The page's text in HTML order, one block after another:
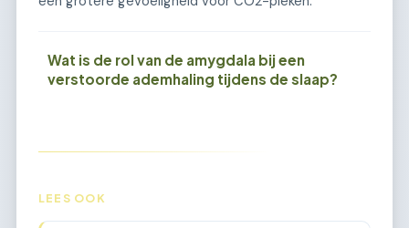
Wat is de rol van de amygdala bij een
verstoorde ademhaling tijdens de slaap?
LEES OOK